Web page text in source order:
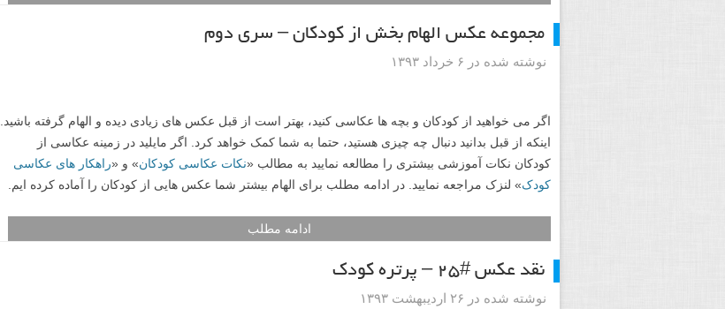
مجموعه عکس الهام بخش از کودکان – سری دوم
نوشته شده در ۶ خرداد ۱۳۹۳